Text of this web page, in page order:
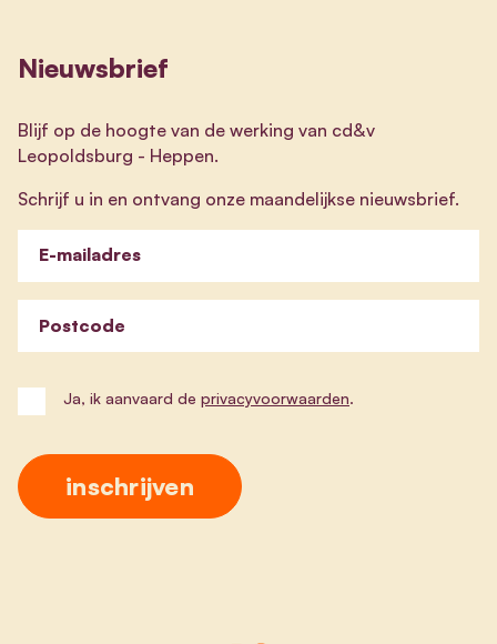
Nieuwsbrief
Blijf op de hoogte van de werking van cd&v
Leopoldsburg - Heppen.
Schrijf u in en ontvang onze maandelijkse nieuwsbrief.
E-mailadres
Postcode
Ja, ik aanvaard de privacyvoorwaarden.